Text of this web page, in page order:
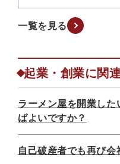
一覧を見る
起業・創業に関
ラーメン屋を開業し
ばよいですか？
自己破産者でも再び会